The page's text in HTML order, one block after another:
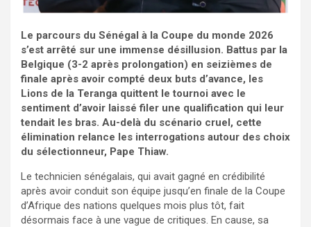
Le parcours du Sénégal à la Coupe du monde 2026
s’est arrêté sur une immense désillusion. Battus par la
Belgique (3-2 après prolongation) en seizièmes de
finale après avoir compté deux buts d’avance, les
Lions de la Teranga quittent le tournoi avec le
sentiment d’avoir laissé filer une qualification qui leur
tendait les bras. Au-delà du scénario cruel, cette
élimination relance les interrogations autour des choix
du sélectionneur, Pape Thiaw.
Le technicien sénégalais, qui avait gagné en crédibilité
après avoir conduit son équipe jusqu’en finale de la Coupe
d’Afrique des nations quelques mois plus tôt, fait
désormais face à une vague de critiques. En cause, sa